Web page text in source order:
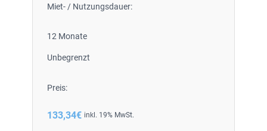
Miet- / Nutzungsdauer:
12 Monate
Unbegrenzt
Preis:
133,34€ inkl. 19% MwSt.